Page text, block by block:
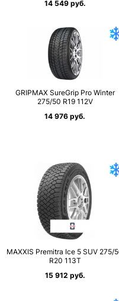
14 549 руб.
GRIPMAX SureGrip Pro Winter
275/50 R19 112V
14 976 руб.
MAXXIS Premitra Ice 5 SUV 275/
R20 113T
15 912 руб.